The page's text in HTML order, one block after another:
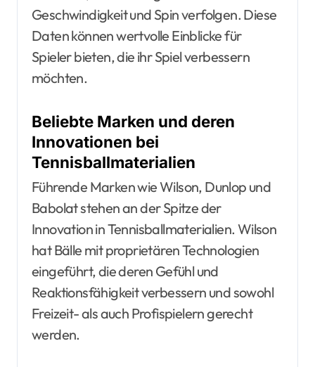
Geschwindigkeit und Spin verfolgen. Diese
Daten können wertvolle Einblicke für
Spieler bieten, die ihr Spiel verbessern
möchten.
Beliebte Marken und deren
Innovationen bei
Tennisballmaterialien
Führende Marken wie Wilson, Dunlop und
Babolat stehen an der Spitze der
Innovation in Tennisballmaterialien. Wilson
hat Bälle mit proprietären Technologien
eingeführt, die deren Gefühl und
Reaktionsfähigkeit verbessern und sowohl
Freizeit- als auch Profispielern gerecht
werden.